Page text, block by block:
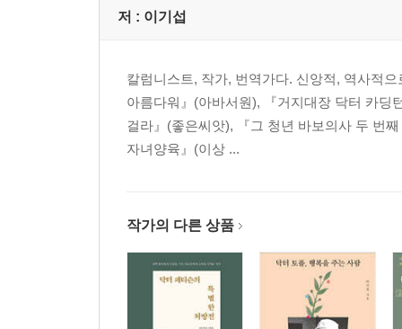
목사님이 책임지세요 - 70
“나 이자 갈랍니다” - 73
정전과 육체의 연단 - 75
닥터 비프 올리버 - 78
4장 한국어를 가르치는 외국인 의사
좋은 치과의사가 되는 비결 - 91
한국어를 가르치는 외국인 치과의사 - 96
사랑으로 이를 뽑습니다 - 101
저 : 이기섭
칼럼니스트, 작가, 번역가다. 신앙적, 역사적
아름다워』(아바서원), 『거지대장 닥터 카딩
걸라』(좋은씨앗), 『그 청년 바보의사 두 번
자녀양육』(이상 ...
작가의 다른 상품